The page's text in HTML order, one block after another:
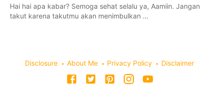
Hai hai apa kabar? Semoga sehat selalu ya, Aamiin. Jangan
takut karena takutmu akan menimbulkan …
Disclosure About Me Privacy Policy Disclaimer